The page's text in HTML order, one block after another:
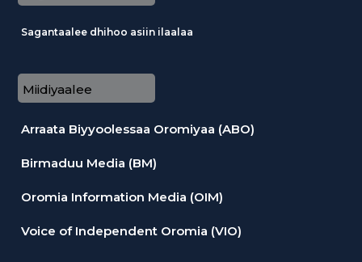
Sagantaalee dhihoo asiin ilaalaa
Miidiyaalee
Arraata Biyyoolessaa Oromiyaa (ABO)
Birmaduu Media (BM)
Oromia Information Media (OIM)
Voice of Independent Oromia (VIO)